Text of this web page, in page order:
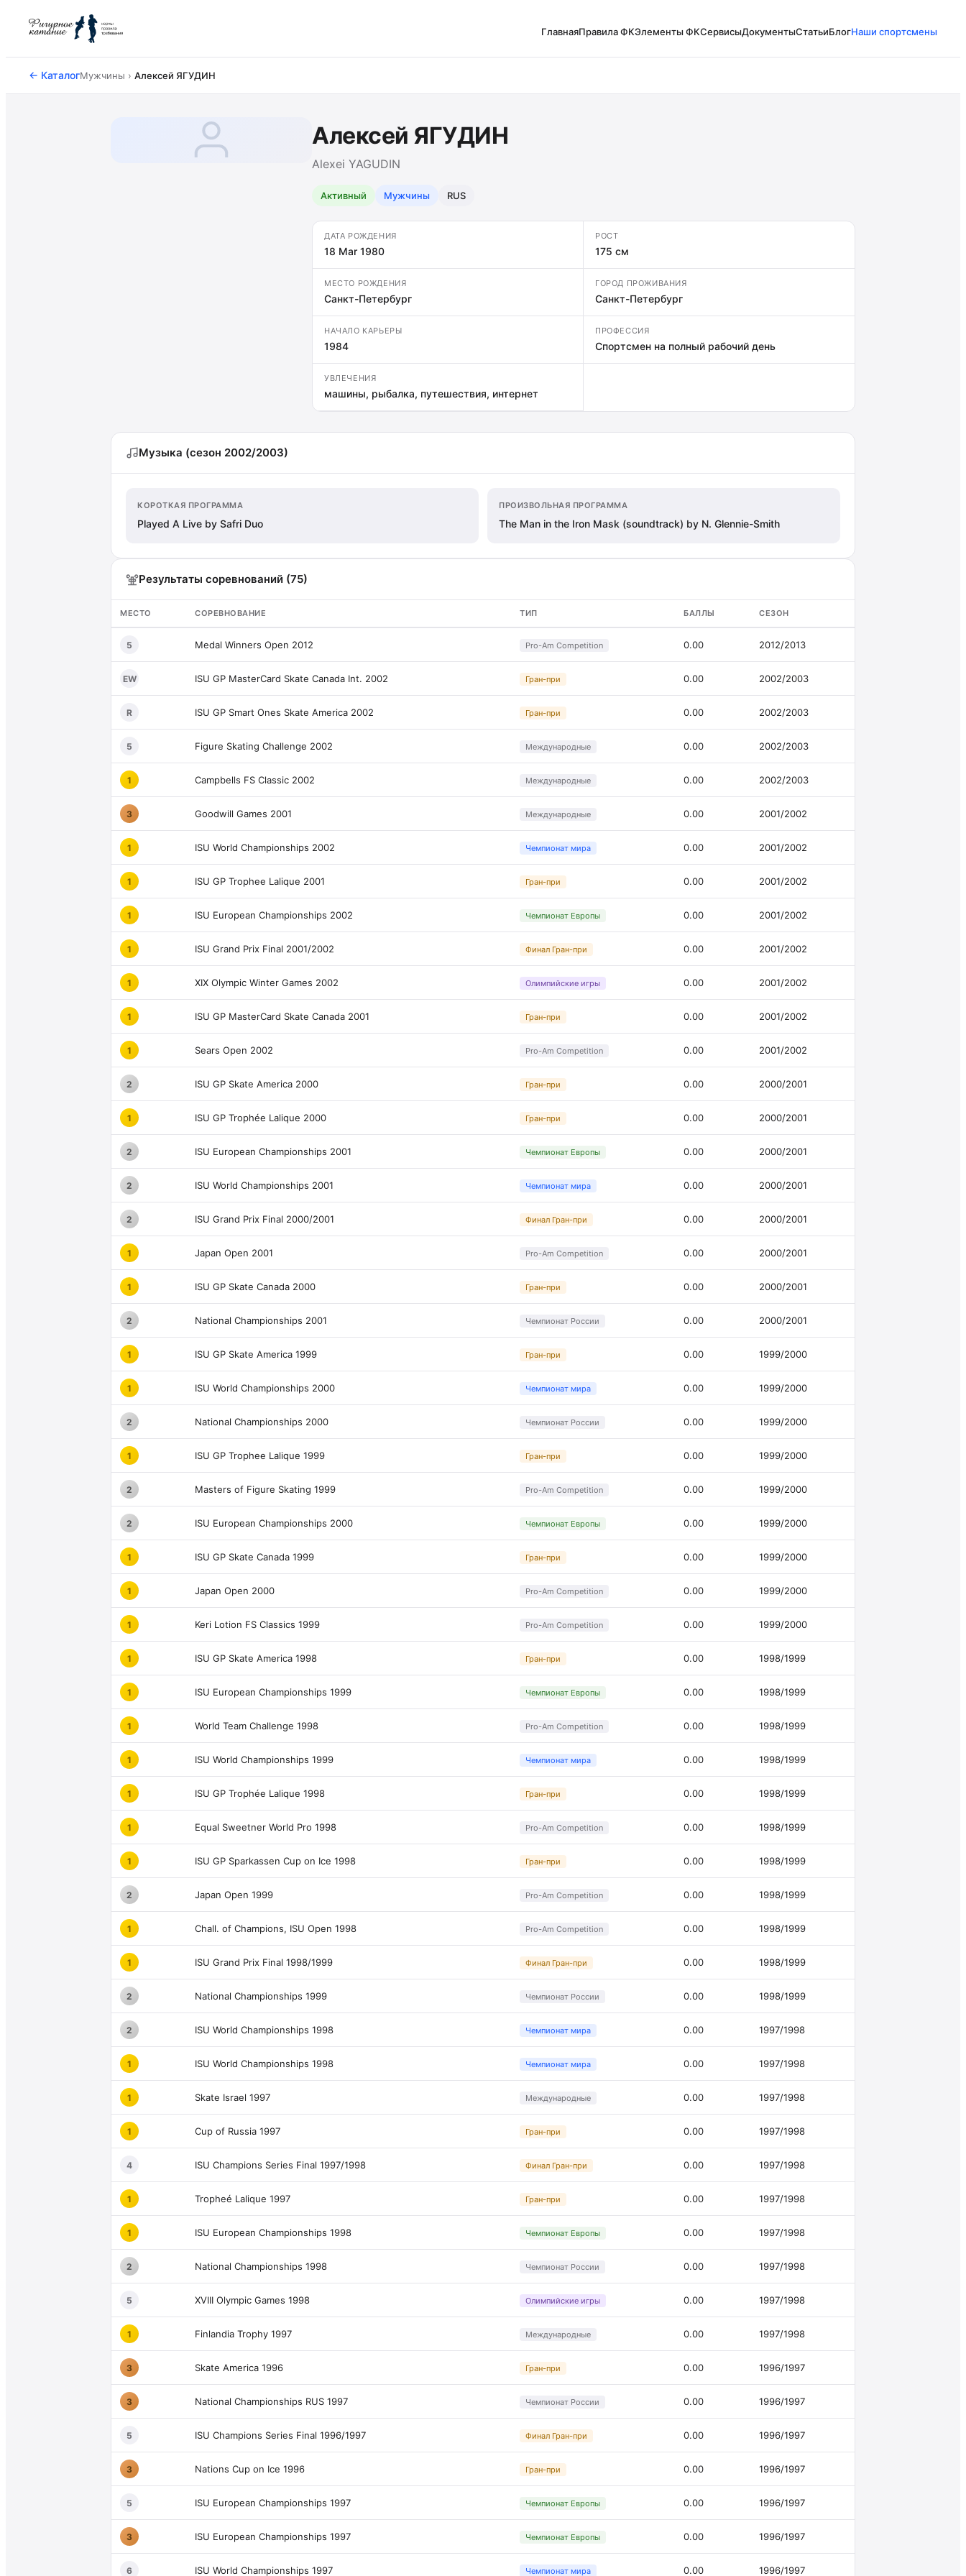
ГлавнаяПравила ФКЭлементы ФКСервисыДокументыСтатьиБлогНаши спортсмены
← КаталогМужчины › Алексей ЯГУДИН
Алексей ЯГУДИН
Alexei YAGUDIN
Активный Мужчины RUS
ДАТА РОЖДЕНИЯ
18 Mar 1980
РОСТ
175 см
МЕСТО РОЖДЕНИЯ
Санкт-Петербург
ГОРОД ПРОЖИВАНИЯ
Санкт-Петербург
НАЧАЛО КАРЬЕРЫ
1984
ПРОФЕССИЯ
Спортсмен на полный рабочий день
УВЛЕЧЕНИЯ
машины, рыбалка, путешествия, интернет
Музыка (сезон 2002/2003)
КОРОТКАЯ ПРОГРАММА
Played A Live by Safri Duo
ПРОИЗВОЛЬНАЯ ПРОГРАММА
The Man in the Iron Mask (soundtrack) by N. Glennie-Smith
Результаты соревнований (75)
МЕСТО СОРЕВНОВАНИЕ ТИП БАЛЛЫ СЕЗОН
5 Medal Winners Open 2012 Pro-Am Competition 0.00 2012/2013
EW ISU GP MasterCard Skate Canada Int. 2002 Гран-при 0.00 2002/2003
R ISU GP Smart Ones Skate America 2002 Гран-при 0.00 2002/2003
5 Figure Skating Challenge 2002 Международные 0.00 2002/2003
1 Campbells FS Classic 2002 Международные 0.00 2002/2003
3 Goodwill Games 2001 Международные 0.00 2001/2002
1 ISU World Championships 2002 Чемпионат мира 0.00 2001/2002
1 ISU GP Trophee Lalique 2001 Гран-при 0.00 2001/2002
1 ISU European Championships 2002 Чемпионат Европы 0.00 2001/2002
1 ISU Grand Prix Final 2001/2002 Финал Гран-при 0.00 2001/2002
1 XIX Olympic Winter Games 2002 Олимпийские игры 0.00 2001/2002
1 ISU GP MasterCard Skate Canada 2001 Гран-при 0.00 2001/2002
1 Sears Open 2002 Pro-Am Competition 0.00 2001/2002
2 ISU GP Skate America 2000 Гран-при 0.00 2000/2001
1 ISU GP Trophée Lalique 2000 Гран-при 0.00 2000/2001
2 ISU European Championships 2001 Чемпионат Европы 0.00 2000/2001
2 ISU World Championships 2001 Чемпионат мира 0.00 2000/2001
2 ISU Grand Prix Final 2000/2001 Финал Гран-при 0.00 2000/2001
1 Japan Open 2001 Pro-Am Competition 0.00 2000/2001
1 ISU GP Skate Canada 2000 Гран-при 0.00 2000/2001
2 National Championships 2001 Чемпионат России 0.00 2000/2001
1 ISU GP Skate America 1999 Гран-при 0.00 1999/2000
1 ISU World Championships 2000 Чемпионат мира 0.00 1999/2000
2 National Championships 2000 Чемпионат России 0.00 1999/2000
1 ISU GP Trophee Lalique 1999 Гран-при 0.00 1999/2000
2 Masters of Figure Skating 1999 Pro-Am Competition 0.00 1999/2000
2 ISU European Championships 2000 Чемпионат Европы 0.00 1999/2000
1 ISU GP Skate Canada 1999 Гран-при 0.00 1999/2000
1 Japan Open 2000 Pro-Am Competition 0.00 1999/2000
1 Keri Lotion FS Classics 1999 Pro-Am Competition 0.00 1999/2000
1 ISU GP Skate America 1998 Гран-при 0.00 1998/1999
1 ISU European Championships 1999 Чемпионат Европы 0.00 1998/1999
1 World Team Challenge 1998 Pro-Am Competition 0.00 1998/1999
1 ISU World Championships 1999 Чемпионат мира 0.00 1998/1999
1 ISU GP Trophée Lalique 1998 Гран-при 0.00 1998/1999
1 Equal Sweetner World Pro 1998 Pro-Am Competition 0.00 1998/1999
1 ISU GP Sparkassen Cup on Ice 1998 Гран-при 0.00 1998/1999
2 Japan Open 1999 Pro-Am Competition 0.00 1998/1999
1 Chall. of Champions, ISU Open 1998 Pro-Am Competition 0.00 1998/1999
1 ISU Grand Prix Final 1998/1999 Финал Гран-при 0.00 1998/1999
2 National Championships 1999 Чемпионат России 0.00 1998/1999
2 ISU World Championships 1998 Чемпионат мира 0.00 1997/1998
1 ISU World Championships 1998 Чемпионат мира 0.00 1997/1998
1 Skate Israel 1997 Международные 0.00 1997/1998
1 Cup of Russia 1997 Гран-при 0.00 1997/1998
4 ISU Champions Series Final 1997/1998 Финал Гран-при 0.00 1997/1998
1 Tropheé Lalique 1997 Гран-при 0.00 1997/1998
1 ISU European Championships 1998 Чемпионат Европы 0.00 1997/1998
2 National Championships 1998 Чемпионат России 0.00 1997/1998
5 XVIII Olympic Games 1998 Олимпийские игры 0.00 1997/1998
1 Finlandia Trophy 1997 Международные 0.00 1997/1998
3 Skate America 1996 Гран-при 0.00 1996/1997
3 National Championships RUS 1997 Чемпионат России 0.00 1996/1997
5 ISU Champions Series Final 1996/1997 Финал Гран-при 0.00 1996/1997
3 Nations Cup on Ice 1996 Гран-при 0.00 1996/1997
5 ISU European Championships 1997 Чемпионат Европы 0.00 1996/1997
3 ISU European Championships 1997 Чемпионат Европы 0.00 1996/1997
6 ISU World Championships 1997 Чемпионат мира 0.00 1996/1997